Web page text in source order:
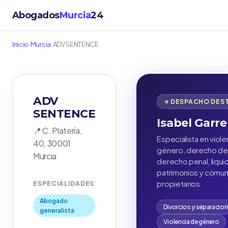
AbogadosMurcia24
Inicio›Murcia›ADV SENTENCE
ADV
SENTENCE
📍 C. Platería,
40, 30001
Murcia
ESPECIALIDADES
Abogado
generalista
⭐ DESPACHO
Isabel Garre
Especialista en
género, derecho de
derecho penal,
patrimonios y
propietarios
Divorcios y
Violencia de género